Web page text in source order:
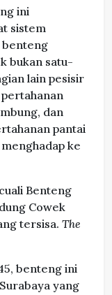
ini
sistem
benteng
bukan satu-
lain pesisir
dan
pantai
ke
Benteng
Cowek
tersisa. The
benteng ini
yang